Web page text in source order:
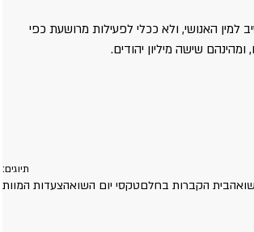
האנושי, ולא ככלי לפעילות מרושעת כפי
תיוגים:
בית הקברות בחלםטקסי יום השואהצעדות המוות